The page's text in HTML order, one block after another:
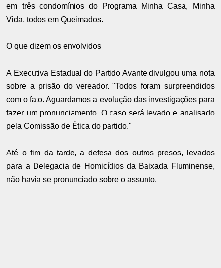
em três condomínios do Programa Minha Casa, Minha
Vida, todos em Queimados.
O que dizem os envolvidos
A Executiva Estadual do Partido Avante divulgou uma nota
sobre a prisão do vereador. "Todos foram surpreendidos
com o fato. Aguardamos a evolução das investigações para
fazer um pronunciamento. O caso será levado e analisado
pela Comissão de Ética do partido."
Até o fim da tarde, a defesa dos outros presos, levados
para a Delegacia de Homicídios da Baixada Fluminense,
não havia se pronunciado sobre o assunto.